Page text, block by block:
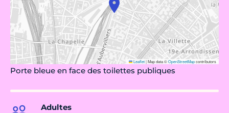
Leaflet|Map data ©OpenStreetMapcontributors
Porte bleue en face des toilettes publiques
Adultes